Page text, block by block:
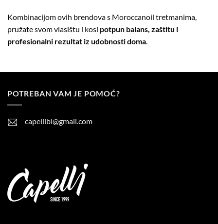
Kombinacijom ovih brendova s Moroccanoil tretmanima,
pružate svom vlasištu i kosi potpun balans, zaštitu i
profesionalni rezultat iz udobnosti doma.
POTREBAN VAM JE POMOĆ?
capellibl@gmail.com